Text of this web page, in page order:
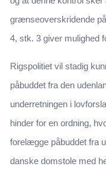
grænseoverskridende
4, stk. 3 giver mulighed
Rigspolitiet vil stadig
påbuddet fra den
underretningen i
hinder for en ordning,
forelægge påbuddet fra
danske domstole med